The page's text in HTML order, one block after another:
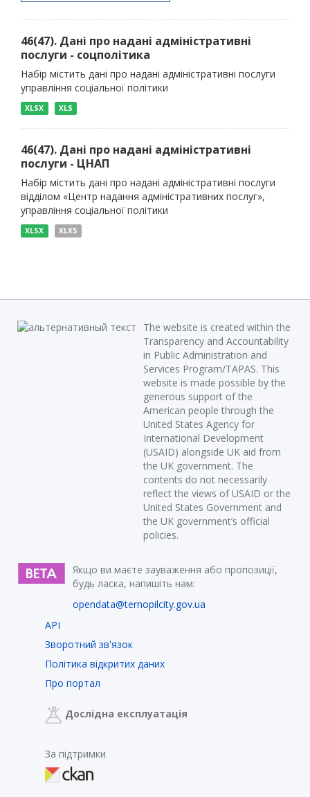
46(47). Дані про надані адміністративні
послуги - соцполітика
Набір містить дані про надані адміністративні послуги
управління соціальної політики
XLSX XLS
46(47). Дані про надані адміністративні
послуги - ЦНАП
Набір містить дані про надані адміністративні послуги
відділом «Центр надання адміністративних послуг»,
управління соціальної політики
XLSX XLXS
The website is created within the
Transparency and Accountability
in Public Administration and
Services Program/TAPAS. This
website is made possible by the
generous support of the
American people through the
United States Agency for
International Development
(USAID) alongside UK aid from
the UK government. The
contents do not necessarily
reflect the views of USAID or the
United States Government and
the UK government’s official
policies.
Якщо ви маєте зауваження або пропозиції,
будь ласка, напишіть нам:
opendata@ternopilcity.gov.ua
API
Зворотний зв'язок
Політика відкритих даних
Про портал
Дослідна експлуатація
За підтримки